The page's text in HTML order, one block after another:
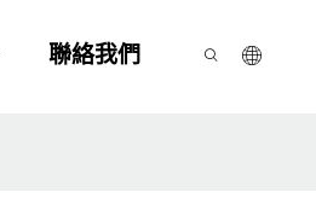
聯絡我們